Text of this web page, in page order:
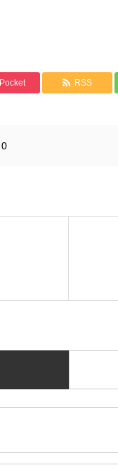
Pocket RSS
0